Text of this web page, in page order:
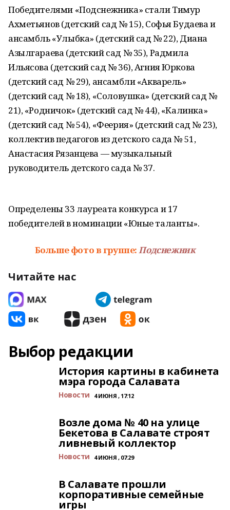
Победителями «Подснежника» стали Тимур
Ахметьянов (детский сад № 15), Софья Будаева и
ансамбль «Улыбка» (детский сад № 22), Диана
Азылгараева (детский сад № 35), Радмила
Ильясова (детский сад № 36), Агния Юркова
(детский сад № 29), ансамбли «Акварель»
(детский сад № 18), «Соловушка» (детский сад №
21), «Родничок» (детский сад № 44), «Калинка»
(детский сад № 54), «Феерия» (детский сад № 23),
коллектив педагогов из детского сада № 51,
Анастасия Рязанцева — музыкальный
руководитель детского сада № 37.
Определены 33 лауреата конкурса и 17
победителей в номинации «Юные таланты».
Больше фото в группе:Подснежник
Читайте нас
Выбор редакции
История картины в кабинета
мэра города Салавата
Новости 4 ИЮНЯ , 17:12
Возле дома № 40 на улице
Бекетова в Салавате строят
ливневый коллектор
Новости 4 ИЮНЯ , 07:29
В Салавате прошли
корпоративные семейные
игры